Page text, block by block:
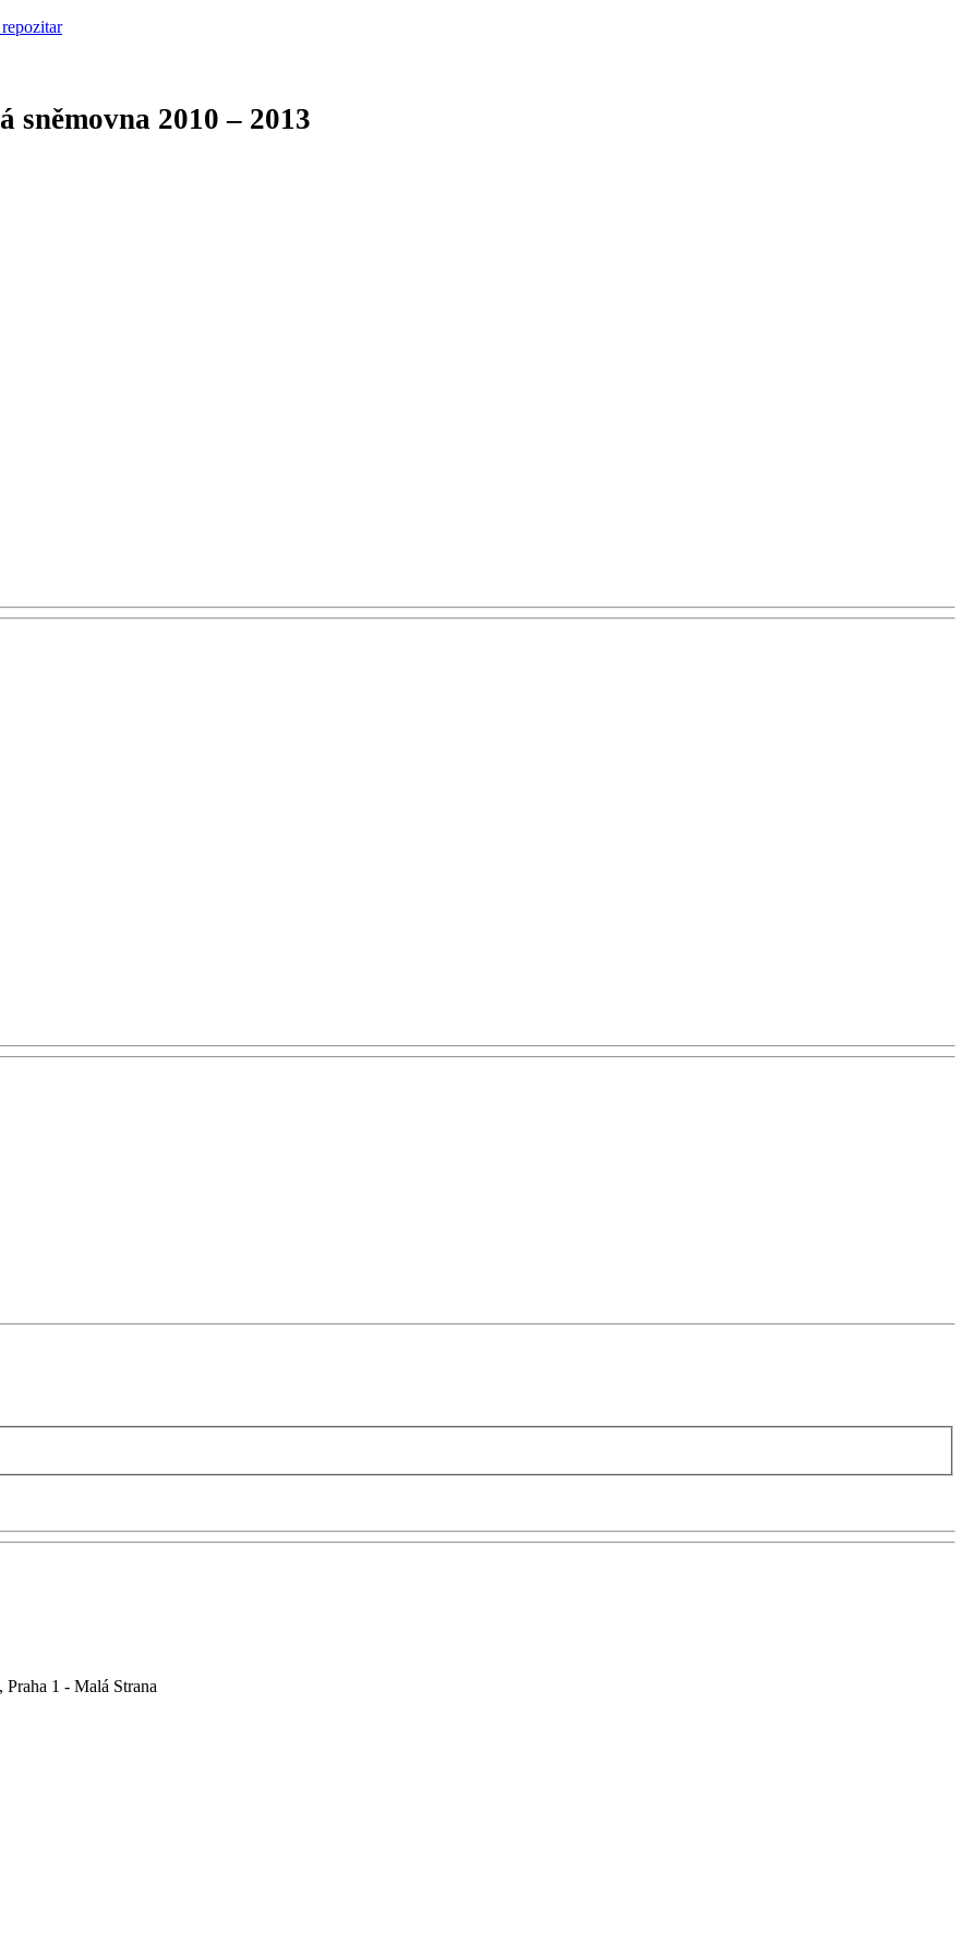
sněmovna 2010 – 2013
1 - Malá Strana